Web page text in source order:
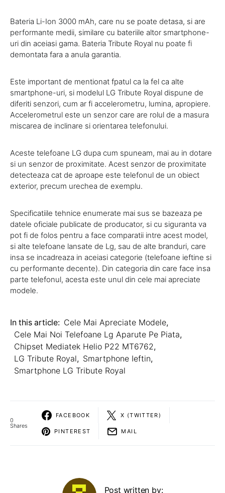
Bateria Li-Ion 3000 mAh, care nu se poate detasa, si are
performante medii, similare cu bateriile altor smartphone-
uri din aceiasi gama. Bateria Tribute Royal nu poate fi
demontata fara a anula garantia.
Este important de mentionat fpatul ca la fel ca alte
smartphone-uri, si modelul LG Tribute Royal dispune de
diferiti senzori, cum ar fi accelerometru, lumina, apropiere.
Accelerometrul este un senzor care are rolul de a masura
miscarea de inclinare si orientarea telefonului.
Aceste telefoane LG dupa cum spuneam, mai au in dotare
si un senzor de proximitate. Acest senzor de proximitate
detecteaza cat de aproape este telefonul de un obiect
exterior, precum urechea de exemplu.
Specificatiile tehnice enumerate mai sus se bazeaza pe
datele oficiale publicate de producator, si cu siguranta va
pot fi de folos pentru a face comparatii intre acest model,
si alte telefoane lansate de Lg, sau de alte branduri, care
insa se incadreaza in aceiasi categorie (telefoane ieftine si
cu performante decente). Din categoria din care face insa
parte telefonul, acesta este unul din cele mai apreciate
modele.
In this article: Cele Mai Apreciate Modele,
Cele Mai Noi Telefoane Lg Aparute Pe Piata,
Chipset Mediatek Helio P22 MT6762,
LG Tribute Royal, Smartphone Ieftin,
Smartphone LG Tribute Royal
0
Shares
FACEBOOK X (TWITTER)
PINTEREST MAIL
Post written by: